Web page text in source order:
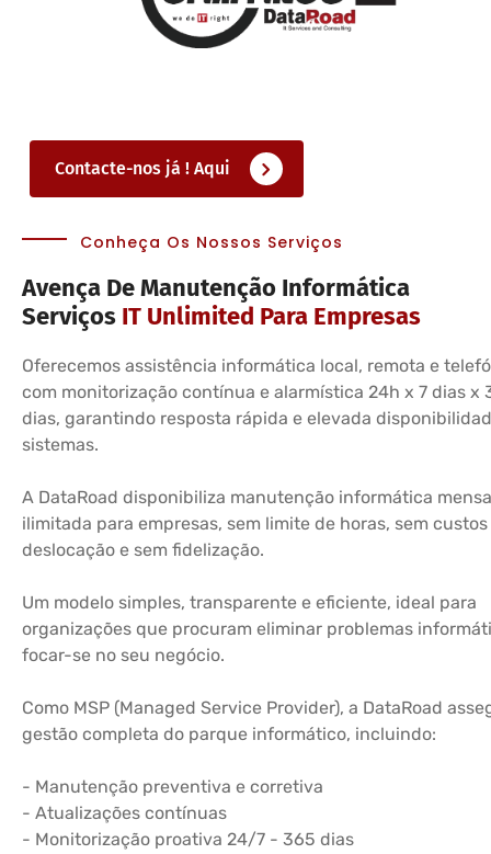
Contacte-nos já ! Aqui
Conheça Os Nossos Serviços
Avença De Manutenção Informática
Serviços IT Unlimited Para Empresas
Oferecemos assistência informática local, remota e
com monitorização contínua e alarmística 24h x 7 dias x
dias, garantindo resposta rápida e elevada
sistemas.
A DataRoad disponibiliza manutenção informática
ilimitada para empresas, sem limite de horas, sem
deslocação e sem fidelização.
Um modelo simples, transparente e eficiente, ideal para
organizações que procuram eliminar problemas
focar-se no seu negócio.
Como MSP (Managed Service Provider), a DataRoad
gestão completa do parque informático, incluindo:
- Manutenção preventiva e corretiva
- Atualizações contínuas
- Monitorização proativa 24/7 - 365 dias